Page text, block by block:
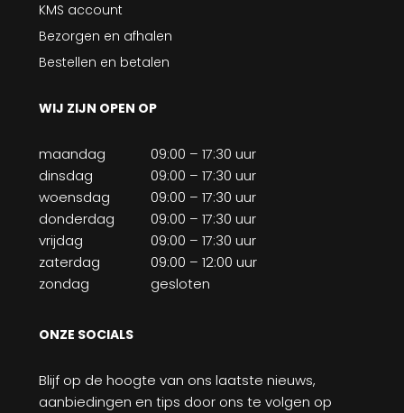
KMS account
Bezorgen en afhalen
Bestellen en betalen
WIJ ZIJN OPEN OP
maandag
09:00 – 17:30 uur
dinsdag
09:00 – 17:30 uur
woensdag
09:00 – 17:30 uur
donderdag
09:00 – 17:30 uur
vrijdag
09:00 – 17:30 uur
zaterdag
09:00 – 12:00 uur
zondag
gesloten
ONZE SOCIALS
Blijf op de hoogte van ons laatste nieuws,
aanbiedingen en tips door ons te volgen op